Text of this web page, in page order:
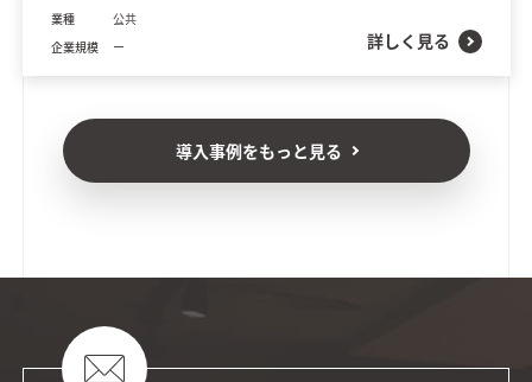
業種
公共
企業規模
ー 詳しく見る
導入事例をもっと見る